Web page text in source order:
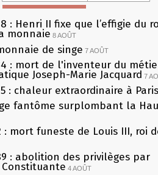
: Henri II fixe que l’effigie du
monnaie 8 AOÛT
de singe 7 AOÛT
: mort de l'inventeur du
Joseph-Marie Jacquard 7
: chaleur extraordinaire à Paris
fantôme surplombant la
: mort funeste de Louis III, roi
: abolition des privilèges par
4 AOÛT